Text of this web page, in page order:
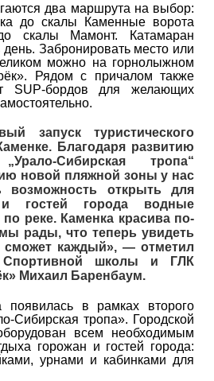
два маршрута на выбор:
до скалы Каменные ворота
скалы Мамонт. Катамаран
день. Забронировать место или
можно на горнолыжном
Рядом с причалом также
SUP-бордов для желающих
запуск туристического
Благодаря развитию
Сибирская тропа“
новой пляжной зоны у нас
возможность открыть для
гостей города водные
реке. Каменка красива по-
рады, что теперь увидеть
каждый», — отметил
Спортивной школы и ГЛК
Михаил Баренбаум.
появилась в рамках второго
Сибирская тропа». Городской
всем необходимым
горожан и гостей города:
урнами и кабинками для